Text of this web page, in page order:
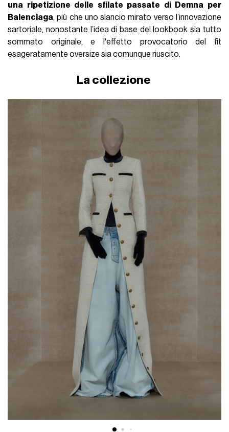
una ripetizione delle sfilate passate di Demna per
Balenciaga, più che uno slancio mirato verso l’innovazione
sartoriale, nonostante l’idea di base del lookbook sia tutto
sommato originale, e l'effetto provocatorio del fit
esageratamente oversize sia comunque riuscito.
La collezione